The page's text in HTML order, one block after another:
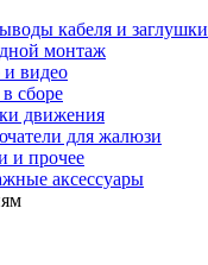
кабеля и заглушки
монтаж
видео
сборе
движения
для жалюзи
и прочее
аксессуары